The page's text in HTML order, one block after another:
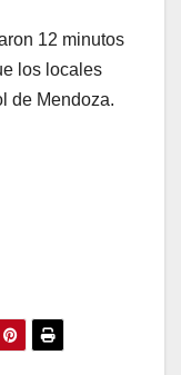
12 minutos
los locales
de Mendoza.